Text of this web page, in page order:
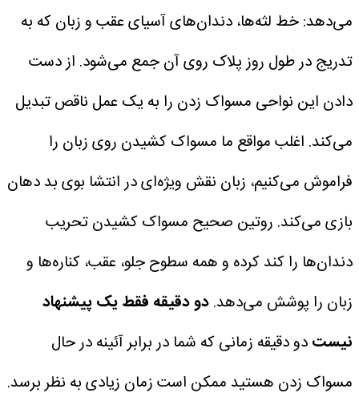
می‌دهد: خط لثه‌ها، دندان‌های آسیای عقب و زبان که به
تدریج در طول روز پلاک روی آن جمع می‌شود. از دست
دادن این نواحی مسواک زدن را به یک عمل ناقص تبدیل
می‌کند. اغلب مواقع ما مسواک کشیدن روی زبان را
فراموش می‌کنیم، زبان نقش ویژه‌ای در انتشا بوی بد دهان
بازی می‌کند. روتین صحیح مسواک کشیدن تحریب
دندان‌ها را کند کرده و همه سطوح جلو، عقب، کناره‌ها و
زبان را پوشش می‌دهد.دو دقیقه فقط یک پیشنهاد
نیستدو دقیقه زمانی که شما در برابر آئینه در حال
مسواک زدن هستید ممکن است زمان زیادی به نظر برسد.